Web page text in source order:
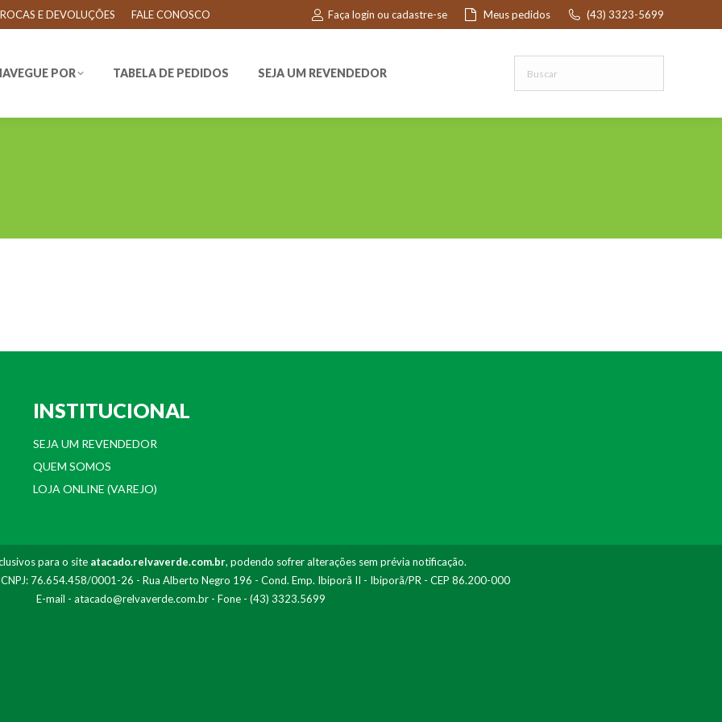
E DEVOLUÇÕES FALE CONOSCO Faça login ou cadastre-se Meus pedidos (43) 3323-5699
POR TABELA DE PEDIDOS SEJA UM REVENDEDOR
INSTITUCIONAL
SEJA UM REVENDEDOR
QUEM SOMOS
LOJA ONLINE (VAREJO)
para o site atacado.relvaverde.com.br, podendo sofrer alterações sem prévia notificação.
CNPJ: 76.654.458/0001-26 - Rua Alberto Negro 196 - Cond. Emp. Ibiporã II - Ibiporã/PR - CEP 86.200-000
E-mail - atacado@relvaverde.com.br- Fone - (43) 3323.5699
POR TABELA DE PEDIDOS SEJA UM REVENDEDOR